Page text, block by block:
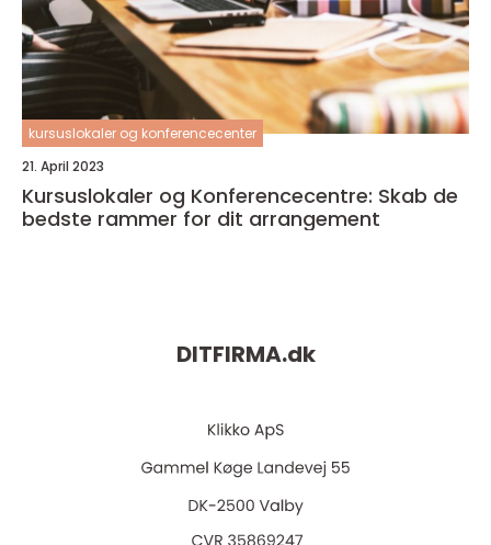
kursuslokaler og konferencecenter
21. April 2023
Kursuslokaler og Konferencecentre: Skab de
bedste rammer for dit arrangement
DITFIRMA.dk